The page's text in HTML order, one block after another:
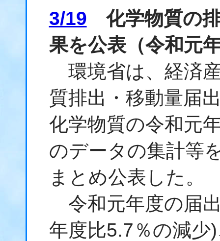
3/19 化学物質の
果を公表（令和元
環境省は、経済
質排出・移動量届
化学物質の令和元
のデータの集計等
まとめ公表した。
令和元年度の届
年度比5.7％の減少